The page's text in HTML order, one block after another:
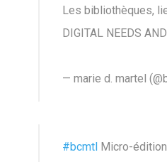
Les bibliothèques,
DIGITAL NEEDS
— marie d. martel
#bcmtlMicro-édition